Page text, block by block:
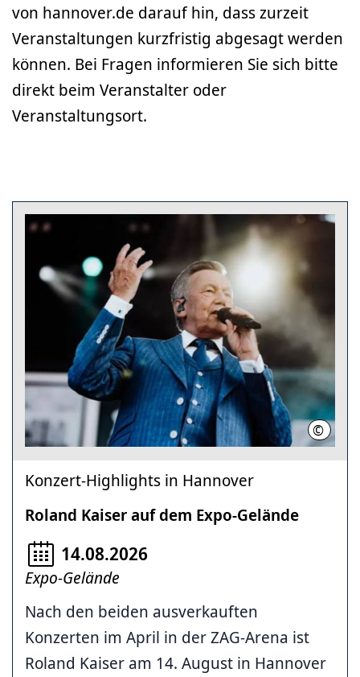
von hannover.de darauf hin, dass zurzeit
Veranstaltungen kurzfristig abgesagt werden
können. Bei Fragen informieren Sie sich bitte
direkt beim Veranstalter oder
Veranstaltungsort.
© Chris
Konzert-Highlights in Hannover
Roland Kaiser auf dem Expo-Gelände
14.08.2026
Expo-Gelände
Nach den beiden ausverkauften
Konzerten im April in der ZAG-Arena ist
Roland Kaiser am 14. August in Hannover